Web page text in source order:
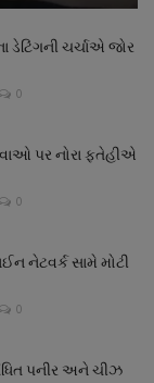
ડેટિંગની ચર્ચાએ જોર
0
પર નોરા ફતેહીએ
0
નેટવર્ક સામે મોટી
0
પનીર અને ચીઝ